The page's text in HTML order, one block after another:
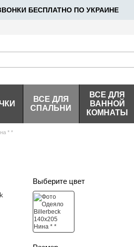
БЕСПЛАТНО ПО УКРАИНЕ
ВСЕ ДЛЯ
СПАЛЬНИ
ВСЕ ДЛЯ
ВАННОЙ
КОМНАТЫ
* *
Выберите цвет